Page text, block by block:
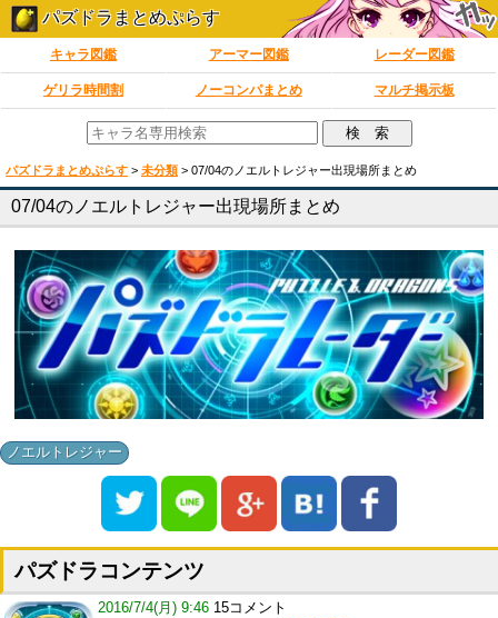
パズドラまとめぷらす
キャラ図鑑 アーマー図鑑 レーダー図鑑
ゲリラ時間割 ノーコンパまとめ マルチ掲示板
パズドラまとめぷらす > 未分類 > 07/04のノエルトレジャー出現場所まとめ
07/04のノエルトレジャー出現場所まとめ
ノエルトレジャー
パズドラコンテンツ
2016/7/4(月) 9:46 15コメント